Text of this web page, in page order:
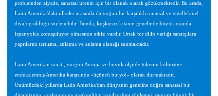
problemden ziyade, sanatsal üretim için bir olanak olarak gözükmektedir. Bu arada,
Latin Amerika'daki ülkeler arasında da yoğun bir karşılıklı sanatsal ve entellektüel
diyalog olduğu söylenebilir. Bunda, kuşkusuz kıtanın genelinde büyük oranda
İspanyolca konuşuluyor olmasının etkisi vardır. Ortak bir dilin varlığı sanatçılara
yapıtlarını tartışma, anlatma ve anlama olanağı sunmaktadır.
Latin Amerikan sanatı, yorgun Avrupa ve büyük ölçüde tüketim kültürüne
endekslenmiş Amerika karşısında «üçüncü bir yol» olarak durmaktadır.
Önümüzdeki yıllarda Latin Amerika'dan dünyanın geneline doğru sanatsal bir